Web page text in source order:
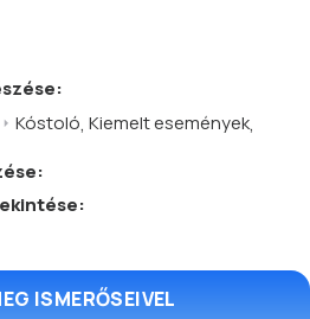
Kóstoló, Kiemelt események,
ISMERŐSEIVEL